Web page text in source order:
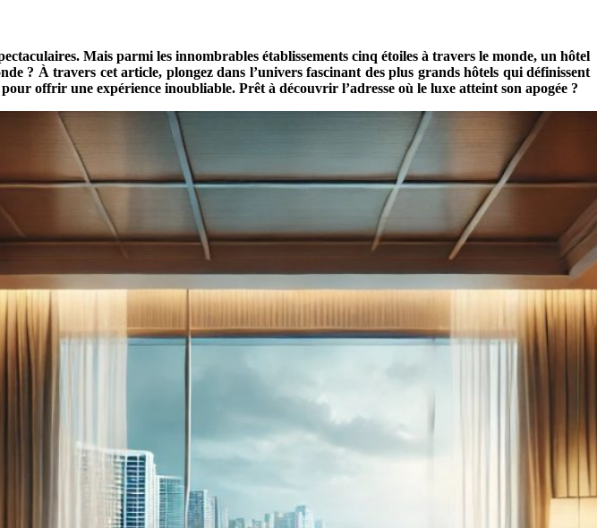
Mais parmi les innombrables établissements cinq étoiles à travers le monde, un hôtel
? À travers cet article, plongez dans l’univers fascinant des plus grands hôtels qui définissent
offrir une expérience inoubliable. Prêt à découvrir l’adresse où le luxe atteint son apogée ?